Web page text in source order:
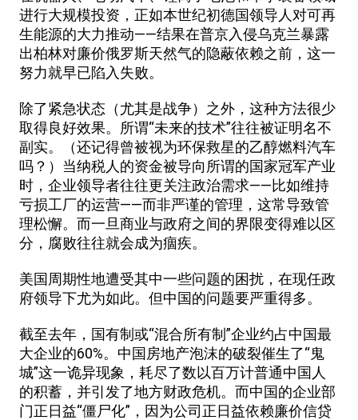
进行大规模投资，正如本世纪初德国领导人对可再
生能源的大力推动——结果在普京入侵乌克兰暴露
出柏林对廉价俄罗斯天然气的隐蔽依赖之前，这一
努力就早已陷入失败。
除了紧急状态（尤其是战争）之外，这种方法很少
取得良好效果。所谓“未来的技术”往往被证明名不
副实。（还记得曾被视为环保救星的乙醇燃料汽车
吗？）当纳税人的资金被导向所谓的国家冠军产业
时，企业领导者往往更关注政治需求——比如维持
亏损工厂的运营——而非严谨的管理，这常导致管
理松懈。而一旦商业与政府之间的界限变得难以区
分，腐败往往就会成为痼疾。
美国周期性地遭受其中一些问题的困扰，在现任政
府领导下尤为如此。但中国的问题要严重得多。
截至去年，国有制或“混合所有制”企业约占中国最
大企业的60%。中国房地产泡沫的破裂催生了“鬼
城”这一诡异现象，耗尽了数以百万计普通中国人
的积蓄，并引发了地方财政危机。而中国的企业部
门正日益“僵尸化”，因为公司正日益依赖廉价信贷